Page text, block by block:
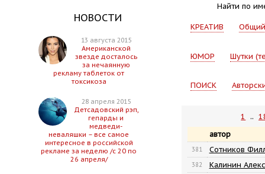
НОВОСТИ
13 августа 2015
Американской
звезде досталось
за нечаянную
рекламу таблеток от
токсикоза
28 апреля 2015
Детсадовский рэп,
гепарды и
медведи-
неваляшки – все самое
интересное в российской
рекламе за неделю /с 20 по
26 апреля/
Найти по
КРЕАТИВ
ЮМОР Шутки
ПОИСК
1 ..
автор
381 Сотников
382 Калинин